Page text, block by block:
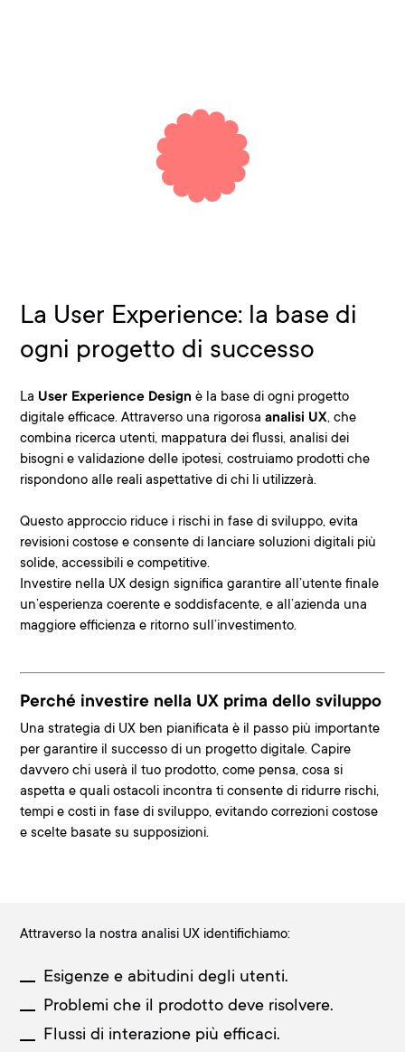
La User Experience: la base di
ogni progetto di successo
La User Experience Design è la base di ogni progetto
digitale efficace. Attraverso una rigorosaanalisi UX, che
combina ricerca utenti, mappatura dei flussi, analisi dei
bisogni e validazione delle ipotesi, costruiamo prodotti che
rispondono alle reali aspettative di chi li utilizzerà.
Questo approccio riduce i rischi in fase di sviluppo, evita
revisioni costose e consente di lanciare soluzioni digitali più
solide, accessibili e competitive.
Investire nella UX design significa garantire all’utente finale
un’esperienza coerente e soddisfacente, e all’azienda una
maggiore efficienza e ritorno sull’investimento.
Perché investire nella UX prima dello sviluppo
Una strategia di UX ben pianificata è il passo più importante
per garantire il successo di un progetto digitale. Capire
davvero chi userà il tuo prodotto,come pensa, cosa si
aspetta e quali ostacoli incontra ti consente di ridurre rischi,
tempi e costi in fase di sviluppo, evitando correzioni costose
e scelte basate su supposizioni.
Attraverso la nostra analisi UX identifichiamo:
Esigenze e abitudini degli utenti.
Problemi che il prodotto deve risolvere.
Flussi di interazione più efficaci.